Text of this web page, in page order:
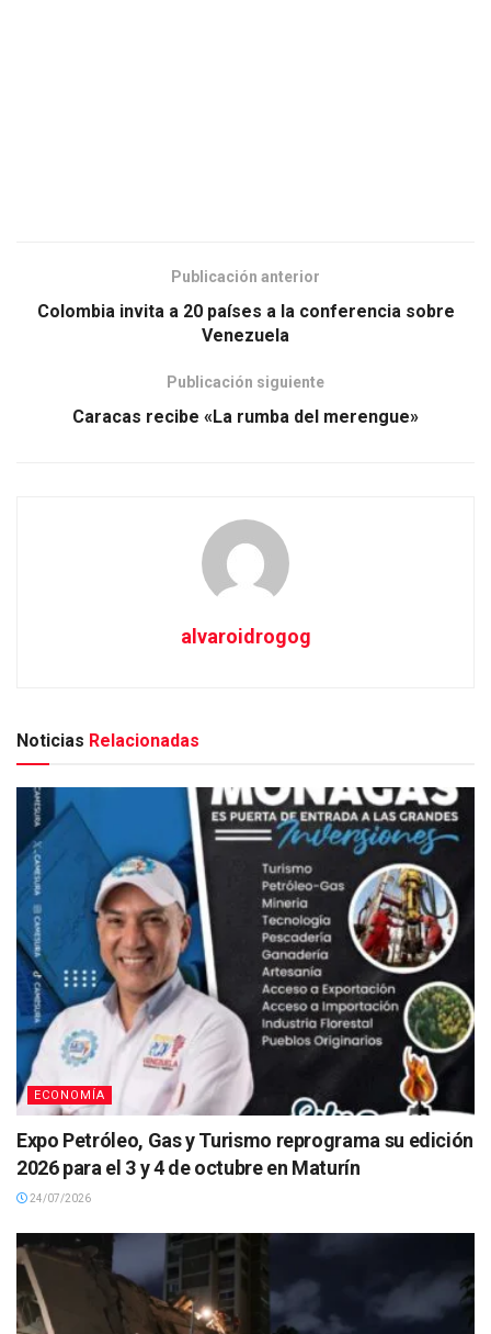
Publicación anterior
Colombia invita a 20 países a la conferencia sobre
Venezuela
Publicación siguiente
Caracas recibe «La rumba del merengue»
alvaroidrogog
Noticias Relacionadas
ECONOMÍA
Expo Petróleo, Gas y Turismo reprograma su edición
2026 para el 3 y 4 de octubre en Maturín
24/07/2026